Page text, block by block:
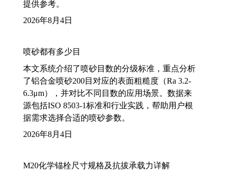
提供参考。
2026年8月4日
喷砂都有多少目
本文系统介绍了喷砂目数的分级标准，重点分析
了铝合金喷砂200目对应的表面粗糙度（Ra 3.2-
6.3μm），并对比不同目数的应用场景。数据来
源包括ISO 8503-1标准和行业实践，帮助用户根
据需求选择合适的喷砂参数。
2026年8月4日
M20化学锚栓尺寸规格及抗拔承载力详解